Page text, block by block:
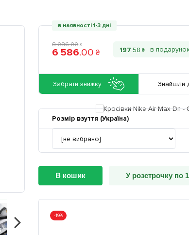
в наявності 1-3 дні
8 086.00 ₴
6 586.00 ₴ 197.58 ₴
Забрати знижку Знайшли
Розмір взуття (Україна)
В кошик У розстрочку по
-19%